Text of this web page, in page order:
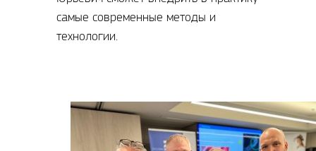
самые современные методы и
технологии.